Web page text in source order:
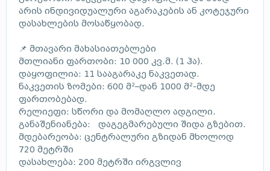
არის ინდივიდუალური აგარაკების ან კოტეჯური
დასახლების მოსაწყობად.
📌 მთავარი მახასიათებლები
მთლიანი ფართობი: 10 000 კვ.მ. (1 ჰა).
დაყოფილია: 11 სააგარაკე ნაკვეთად.
ნაკვეთის ზომები: 600 მ²–დან 1000 მ²-მდე
ფართობებად.
რელიეფი: სწორი და მომაღლო ადგილი.
განაშენიანება: დაგეგმარებული შიდა გზებით.
მდებარეობა: ცენტრალური გზიდან მხოლოდ
720 მეტრში
დასახლება: 200 მეტრში ირგვლივ